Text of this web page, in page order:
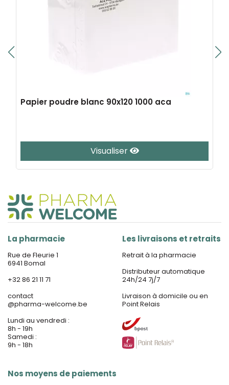
Papier poudre blanc 90x120 1000 aca
Visualiser
La pharmacie
Rue de Fleurie 1
6941 Bomal
+32 86 21 11 71
contact
@pharma-welcome.be
Lundi au vendredi :
8h - 19h
Samedi :
9h - 18h
Nos moyens de paiements
Les livraisons et retraits
Retrait à la pharmacie
Distributeur automatique
24h/24 7j/7
Livraison à domicile ou en
Point Relais